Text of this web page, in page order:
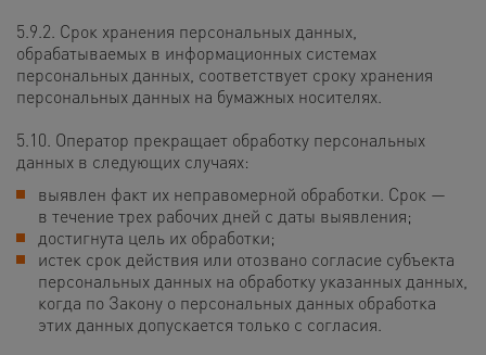
5.9.2. Срок хранения персональных данных,
обрабатываемых в информационных системах
персональных данных, соответствует сроку хранения
персональных данных на бумажных носителях.
5.10. Оператор прекращает обработку персональных
данных в следующих случаях:
выявлен факт их неправомерной обработки. Срок —
в течение трех рабочих дней с даты выявления;
достигнута цель их обработки;
истек срок действия или отозвано согласие субъекта
персональных данных на обработку указанных данных,
когда по Закону о персональных данных обработка
этих данных допускается только с согласия.